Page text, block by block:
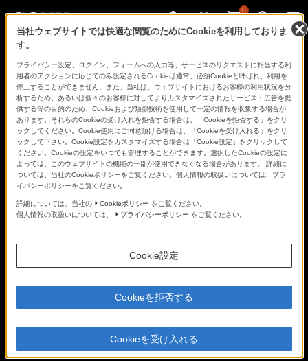
0
あ、
見
た
こ
と
の
な
い
世
界
へ。
α
Universe
スナップ撮影に最適な標準ズー
ムレンズ。
当社ウェブサイトでは快適な閲覧のためにCookieを利用しておりま
す。
プライバシー設定、ログイン、フォームへの入力等、サービスのリクエストに相当する利
用者のアクションに応じてのみ設定されるCookieは通常、必須Cookieと呼ばれ、利用を
停止することができません。また、当社は、ウェブサイトにおけるお客様の利用状況を分
析するため、あるいは個々のお客様に対してよりカスタマイズされたサービス・広告を提
供する等の目的のため、Cookieおよび類似技術を使用して一定の情報を収集する場合が
あります。それらのCookieの受け入れを拒否する場合は、「Cookieを拒否する」をクリ
ックしてください。Cookie使用にご同意頂ける場合は、「Cookieを受け入れる」をクリ
ックして下さい。Cookie設定をカスタマイズする場合は「Cookie設定」をクリックして
ください。Cookieの設定をいつでも管理することができます。選択したCookieの設定に
よっては、このウェブサイトの機能の一部が使用できなくなる場合があります。 詳細に
ついては、当社のCookieポリシーをご覧ください。個人情報の取扱いについては、プラ
イバシーポリシーをご覧ください。
詳細については、当社の Cookieポリシー をご覧ください。
個人情報の取扱いについては、
プライバシーポリシー をご覧ください。
Cookie設定
Cookieを拒否する
Cookieを受け入れる